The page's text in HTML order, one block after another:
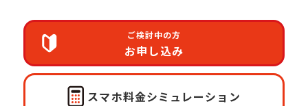
ご検討中の方
お申し込み
スマホ料金シミュレーション